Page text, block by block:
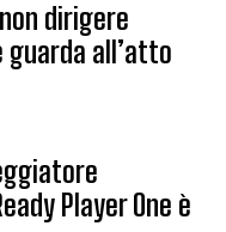
dirigere
guarda all’atto
Player One è